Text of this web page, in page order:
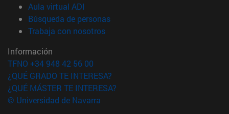
Aula virtual ADI
Búsqueda de personas(abre en nueva ventana)
Trabaja con nosotros(abre en nueva ventana)
Información
TFNO +34 948 42 56 00
¿QUÉ GRADO TE INTERESA?
¿QUÉ MÁSTER TE INTERESA?
© Universidad de Navarra